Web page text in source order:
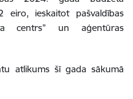
eiro, ieskaitot pašvaldības
centrs” un aģentūras
atlikums šī gada sākumā